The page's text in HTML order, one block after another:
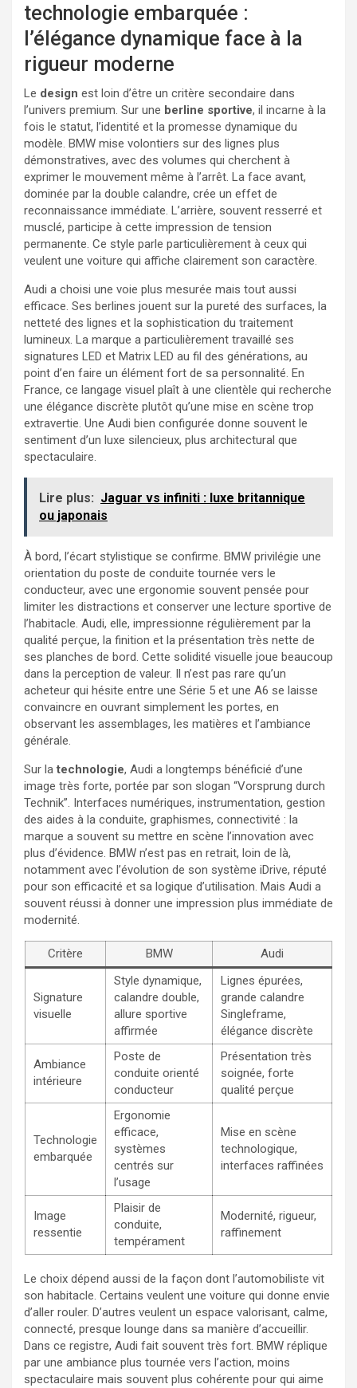
technologie embarquée :
l’élégance dynamique face à la
rigueur moderne
Le design est loin d’être un critère secondaire dans
l’univers premium. Sur une berline sportive, il incarne à la
fois le statut, l’identité et la promesse dynamique du
modèle. BMW mise volontiers sur des lignes plus
démonstratives, avec des volumes qui cherchent à
exprimer le mouvement même à l’arrêt. La face avant,
dominée par la double calandre, crée un effet de
reconnaissance immédiate. L’arrière, souvent resserré et
musclé, participe à cette impression de tension
permanente. Ce style parle particulièrement à ceux qui
veulent une voiture qui affiche clairement son caractère.
Audi a choisi une voie plus mesurée mais tout aussi
efficace. Ses berlines jouent sur la pureté des surfaces, la
netteté des lignes et la sophistication du traitement
lumineux. La marque a particulièrement travaillé ses
signatures LED et Matrix LED au fil des générations, au
point d’en faire un élément fort de sa personnalité. En
France, ce langage visuel plaît à une clientèle qui recherche
une élégance discrète plutôt qu’une mise en scène trop
extravertie. Une Audi bien configurée donne souvent le
sentiment d’un luxe silencieux, plus architectural que
spectaculaire.
Lire plus: Jaguar vs infiniti : luxe britannique
ou japonais
À bord, l’écart stylistique se confirme. BMW privilégie une
orientation du poste de conduite tournée vers le
conducteur, avec une ergonomie souvent pensée pour
limiter les distractions et conserver une lecture sportive de
l’habitacle. Audi, elle, impressionne régulièrement par la
qualité perçue, la finition et la présentation très nette de
ses planches de bord. Cette solidité visuelle joue beaucoup
dans la perception de valeur. Il n’est pas rare qu’un
acheteur qui hésite entre une Série 5 et une A6 se laisse
convaincre en ouvrant simplement les portes, en
observant les assemblages, les matières et l’ambiance
générale.
Sur latechnologie, Audi a longtemps bénéficié d’une
image très forte, portée par son slogan “Vorsprung durch
Technik”. Interfaces numériques, instrumentation, gestion
des aides à la conduite, graphismes, connectivité : la
marque a souvent su mettre en scène l’innovation avec
plus d’évidence. BMW n’est pas en retrait, loin de là,
notamment avec l’évolution de son système iDrive, réputé
pour son efficacité et sa logique d’utilisation. Mais Audi a
souvent réussi à donner une impression plus immédiate de
modernité.
Critère BMW Audi
Signature
visuelle
Style dynamique,
calandre double,
allure sportive
affirmée
Lignes épurées,
grande calandre
Singleframe,
élégance discrète
Ambiance
intérieure
Poste de
conduite orienté
conducteur
Présentation très
soignée, forte
qualité perçue
Technologie
embarquée
Ergonomie
efficace,
systèmes
centrés sur
l’usage
Mise en scène
technologique,
interfaces raffinées
Image
ressentie
Plaisir de
conduite,
tempérament
Modernité, rigueur,
raffinement
Le choix dépend aussi de la façon dont l’automobiliste vit
son habitacle. Certains veulent une voiture qui donne envie
d’aller rouler. D’autres veulent un espace valorisant, calme,
connecté, presque lounge dans sa manière d’accueillir.
Dans ce registre, Audi fait souvent très fort. BMW réplique
par une ambiance plus tournée vers l’action, moins
spectaculaire mais souvent plus cohérente pour qui aime